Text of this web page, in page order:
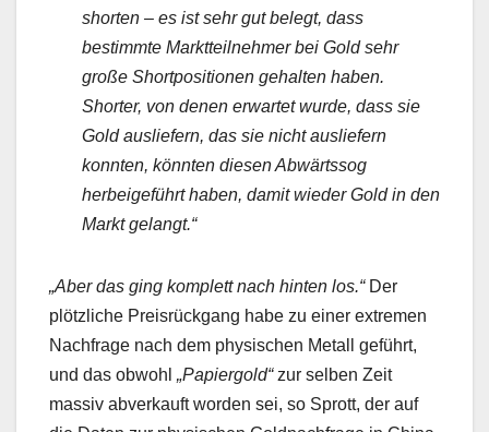
shorten – es ist sehr gut belegt, dass
bestimmte Marktteilnehmer bei Gold sehr
große Shortpositionen gehalten haben.
Shorter, von denen erwartet wurde, dass sie
Gold ausliefern, das sie nicht ausliefern
konnten, könnten diesen Abwärtssog
herbeigeführt haben, damit wieder Gold in den
Markt gelangt.“
„Aber das ging komplett nach hinten los.“Der
plötzliche Preisrückgang habe zu einer extremen
Nachfrage nach dem physischen Metall geführt,
und das obwohl „Papiergold“zur selben Zeit
massiv abverkauft worden sei, so Sprott, der auf